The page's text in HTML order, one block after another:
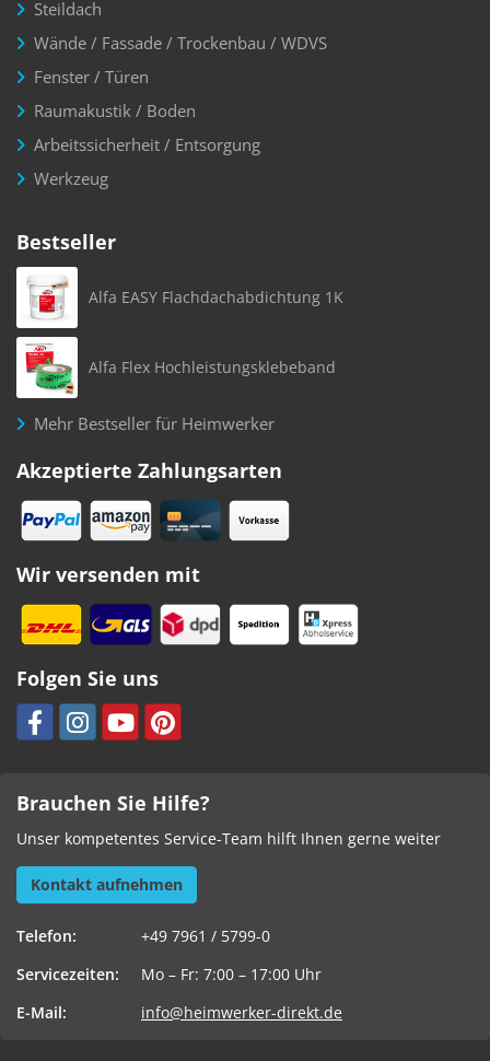
Steildach
Wände / Fassade / Trockenbau / WDVS
Fenster / Türen
Raumakustik / Boden
Arbeitssicherheit / Entsorgung
Werkzeug
Bestseller
Alfa EASY Flachdachabdichtung 1K
Alfa Flex Hochleistungsklebeband
Mehr Bestseller für Heimwerker
Akzeptierte Zahlungsarten
Wir versenden mit
Folgen Sie uns
Brauchen Sie Hilfe?
Unser kompetentes Service-Team hilft Ihnen gerne weiter
Kontakt aufnehmen
Telefon:
+49 7961 / 5799-0
Servicezeiten:
Mo – Fr: 7:00 – 17:00 Uhr
E-Mail:
info@heimwerker-direkt.de